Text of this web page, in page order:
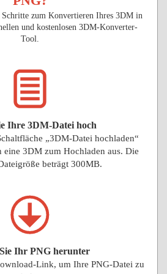
zum Konvertieren Ihres 3DM in
und kostenlosen 3DM-Konverter-
Tool.
Ihre 3DM-Datei hoch
„3DM-Datei hochladen“
eine 3DM zum Hochladen aus. Die
beträgt 300MB.
Ihr PNG herunter
Link, um Ihre PNG-Datei zu